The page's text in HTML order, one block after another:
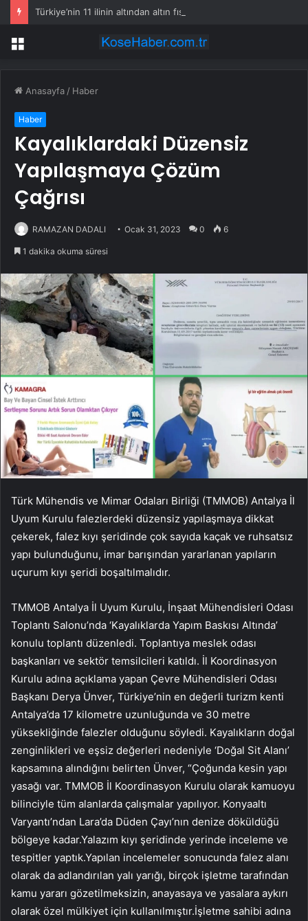
Türkiye’nin 11 ilinin altından altın fışkıracak
Menü
Anasayfa / Haber
Haber
Kayalıklardaki Düzensiz
Yapılaşmaya Çözüm
Çağrısı
RAMAZAN DADALI Ocak 31, 2023 0 6
1 dakika okuma süresi
Türk Mühendis ve Mimar Odaları Birliği (TMMOB) Antalya İl
Uyum Kurulu falezlerdeki düzensiz yapılaşmaya dikkat
çekerek, falez kıyı şeridinde çok sayıda kaçak ve ruhsatsız
yapı bulunduğunu, imar barışından yararlanan yapıların
uçurum kıyı şeridi boşaltılmalıdır.
TMMOB Antalya İl Uyum Kurulu, İnşaat Mühendisleri Odası
Toplantı Salonu’nda ‘Kayalıklarda Yapım Baskısı Altında’
konulu toplantı düzenledi. Toplantıya meslek odası
başkanları ve sektör temsilcileri katıldı. İl Koordinasyon
Kurulu adına açıklama yapan Çevre Mühendisleri Odası
Başkanı Derya Ünver, Türkiye’nin en değerli turizm kenti
Antalya’da 17 kilometre uzunluğunda ve 30 metre
yüksekliğinde falezler olduğunu söyledi. Kayalıkların doğal
zenginlikleri ve eşsiz değerleri nedeniyle ‘Doğal Sit Alanı’
kapsamına alındığını belirten Ünver, “Çoğunda kesin yapı
yasağı var. TMMOB İl Koordinasyon Kurulu olarak kamuoyu
bilinciyle tüm alanlarda çalışmalar yapılıyor. Konyaaltı
Varyantı’ndan Lara’da Düden Çayı’nın denize döküldüğü
bölgeye kadar.Yalazım kıyı şeridinde yerinde inceleme ve
tespitler yaptık.Yapılan incelemeler sonucunda falez alanı
olarak da adlandırılan yalı yarığı, birçok işletme tarafından
kamu yararı gözetilmeksizin, anayasaya ve yasalara aykırı
olarak özel mülkiyet için kullanılmıştır.İşletme sahibi adına